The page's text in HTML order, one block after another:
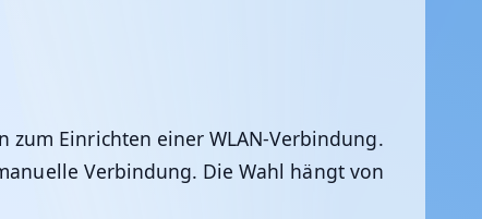
Einrichten einer WLAN-Verbindung.
Verbindung. Die Wahl hängt von